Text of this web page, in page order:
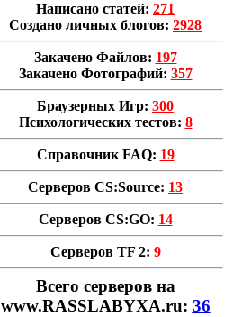
Написано статей: 271
Создано личных блогов: 2928
Закачено Файлов: 197
Закачено Фотографий: 357
Браузерных Игр: 300
Психологических тестов: 8
Справочник FAQ: 19
Серверов CS:Source: 13
Серверов CS:GO: 14
Серверов TF 2: 9
Всего cерверов на
www.RASSLABYXA.ru: 36